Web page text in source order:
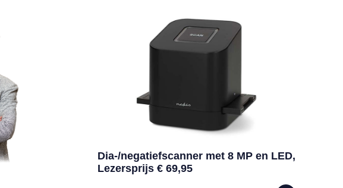
Dia-/negatiefscanner met 8 MP en LED,
Lezersprijs € 69,95